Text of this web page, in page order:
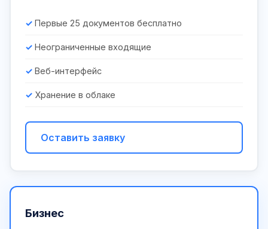
Первые 25 документов бесплатно
Неограниченные входящие
Веб-интерфейс
Хранение в облаке
Оставить заявку
Бизнес